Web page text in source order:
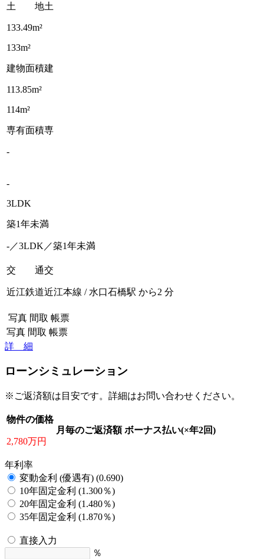
土 地土
133.49m²
133m²
建物面積建
113.85m²
114m²
専有面積専
-
-
3LDK
築1年未満
-／3LDK／築1年未満
交 通交
近江鉄道近江本線 / 水口石橋駅 から2 分
写真 間取 帳票
写真 間取 帳票
詳 細
ローンシミュレーション
※ご返済額は目安です。詳細はお問い合わせください。
物件の価格
2,780万円
月毎のご返済額 ボーナス払い(×年2回)
年利率
変動金利 (優遇有) (0.690)
10年固定金利 (1.300％)
20年固定金利 (1.480％)
35年固定金利 (1.870％)
直接入力
％